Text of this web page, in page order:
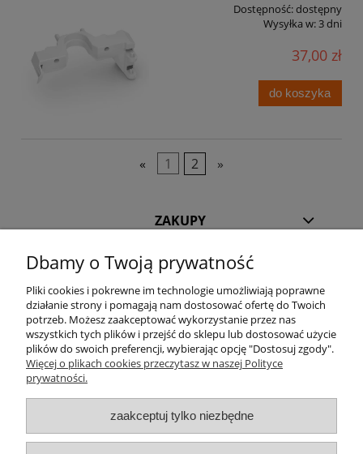
Dostępność:dostępny
Wysyłka w:3 dni
37,00 zł
do koszyka
« 1 2 »
ZAKUPY
POMOC
INFORMACJE
KILKA SŁÓW O NAS
Dbamy o Twoją prywatność
Pliki cookies i pokrewne im technologie umożliwiają poprawne
działanie strony i pomagają nam dostosować ofertę do Twoich
potrzeb. Możesz zaakceptować wykorzystanie przez nas
wszystkich tych plików i przejść do sklepu lub dostosować użycie
plików do swoich preferencji, wybierając opcję "Dostosuj zgody".
Więcej o plikach cookies przeczytasz w naszej Polityce
prywatności.
zaakceptuj tylko niezbędne